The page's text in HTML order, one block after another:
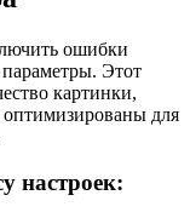
ошибки
Этот
картинки,
для
настроек: